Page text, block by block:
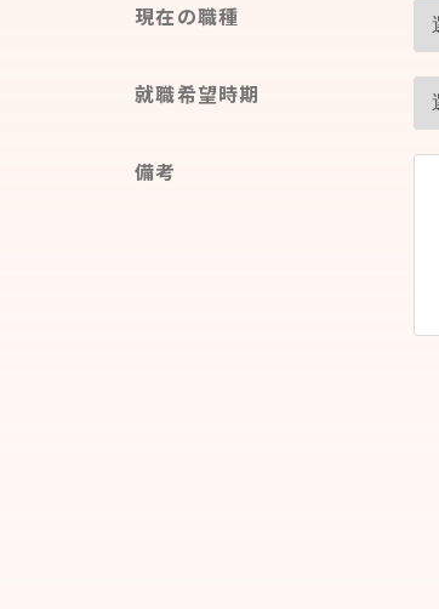
現在の職種
就職希望時期
備考